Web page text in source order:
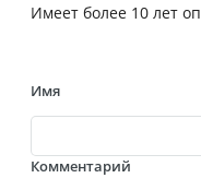
Имеет более 10 лет
Имя
Комментарий